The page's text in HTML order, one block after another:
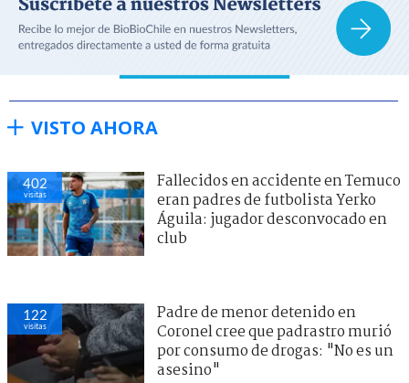
VISTO AHORA
402
visitas
Fallecidos en accidente en Temuco
eran padres de futbolista Yerko
Águila: jugador desconvocado en
club
122
visitas
Padre de menor detenido en
Coronel cree que padrastro murió
por consumo de drogas: "No es un
asesino"